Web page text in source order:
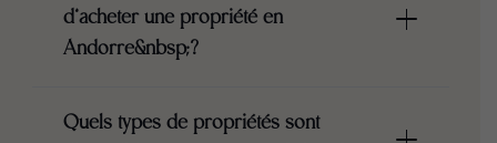
d’acheter une propriété en
Andorre&nbsp;?
Quels types de propriétés sont